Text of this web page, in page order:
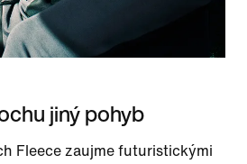
jiný pohyb
Fleece zaujme futuristickými